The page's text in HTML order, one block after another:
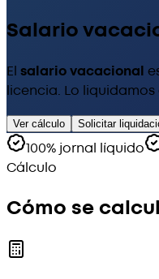
Salario
El salario vacacional
licencia. Lo
Ver cálculo Solicitar
100% jornal líquido
Cálculo
Cómo se